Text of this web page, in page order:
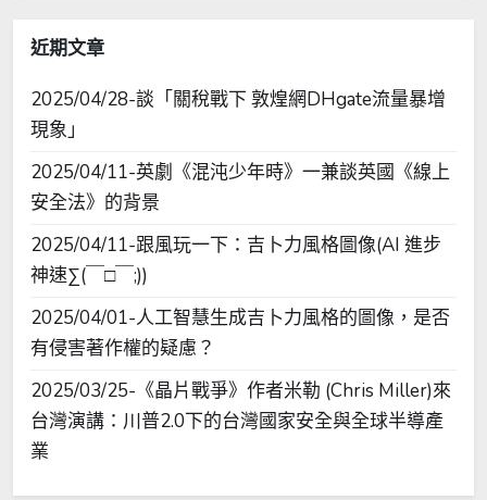
近期文章
2025/04/28-談「關稅戰下 敦煌網DHgate流量暴增
現象」
2025/04/11-英劇《混沌少年時》一兼談英國《線上
安全法》的背景
2025/04/11-跟風玩一下：吉卜力風格圖像(AI 進步
神速∑(￣□￣;))
2025/04/01-人工智慧生成吉卜力風格的圖像，是否
有侵害著作權的疑慮？
2025/03/25-《晶片戰爭》作者米勒 (Chris Miller)來
台灣演講：川普2.0下的台灣國家安全與全球半導產
業